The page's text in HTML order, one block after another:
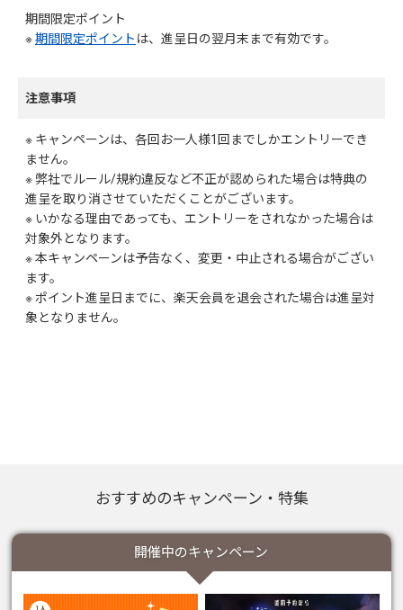
期間限定ポイント
※期間限定ポイント は、進呈日の翌月末まで有効です。
注意事項
※ キャンペーンは、各回お一人様1回までしかエントリーでき
ません。
※ 弊社でルール/規約違反など不正が認められた場合は特典の
進呈を取り消させていただくことがございます。
※ いかなる理由であっても、エントリーをされなかった場合は
対象外となります。
※ 本キャンペーンは予告なく、変更・中止される場合がござい
ます。
※ ポイント進呈日までに、楽天会員を退会された場合は進呈対
象となりません。
おすすめのキャンペーン・特集
開催中のキャンペーン